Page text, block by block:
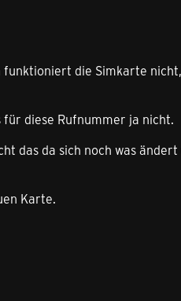
die Simkarte
diese Rufnummer ja nicht.
das da sich noch was ändert
Karte.